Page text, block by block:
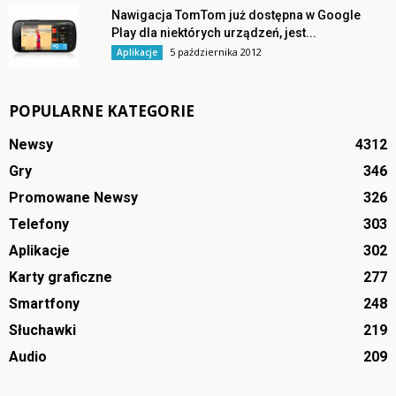
Nawigacja TomTom już dostępna w Google
Play dla niektórych urządzeń, jest...
Aplikacje 5 października 2012
POPULARNE KATEGORIE
Newsy
4312
Gry
346
Promowane Newsy
326
Telefony
303
Aplikacje
302
Karty graficzne
277
Smartfony
248
Słuchawki
219
Audio
209